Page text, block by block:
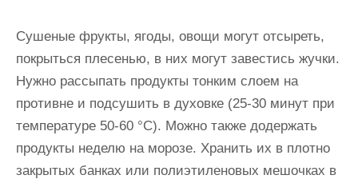
Сушеные фрукты, ягоды, овощи могут отсыреть,
покрыться плесенью, в них могут завестись жучки.
Нужно рассыпать продукты тонким слоем на
противне и подсушить в духовке (25-30 минут при
температуре 50-60 °С). Можно также додержать
продукты неделю на морозе. Хранить их в плотно
закрытых банках или полиэтиленовых мешочках в